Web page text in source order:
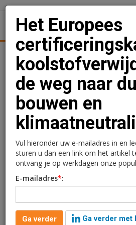
Logistiek Juridisch | Fiscaal
Het Europees
weg naar
bouwen en
Redactie
28 november 2024
2 jaar geleden aangepast
5
Het Europees
de weg naar
bouwen en
Vul hieronder uw e-mailadres in en
sturen u dan een link om het artikel
ontvang je op werkdagen onze
E-mailadres*:
Ga verder
Ga verder met